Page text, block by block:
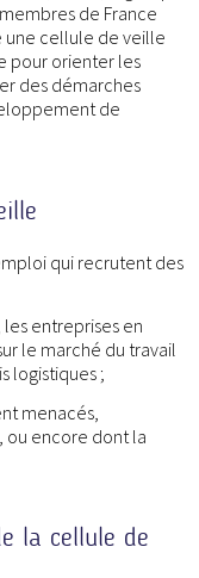
de France
cellule de veille
pour orienter les
des démarches
de
qui recrutent des
entreprises en
le marché du travail
logistiques ;
menacés,
ou encore dont la
la cellule de